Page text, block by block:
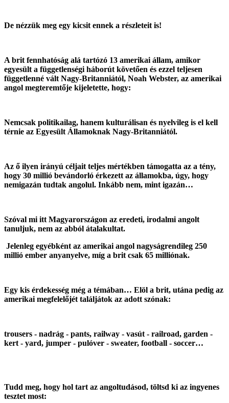
De nézzük meg egy kicsit ennek a részleteit is!
A brit fennhatóság alá tartózó 13 amerikai állam, amikor
egyesült a függetlenségi háborút követően és ezzel teljesen
függetlenné vált Nagy-Britanniától, Noah Webster, az amerikai
angol megteremtője kijeletette, hogy:
Nemcsak politikailag, hanem kulturálisan és nyelvileg is el kell
térnie az Egyesült Államoknak Nagy-Britanniától.
Az ő ilyen irányú céljait teljes mértékben támogatta az a tény,
hogy 30 millió bevándorló érkezett az államokba, úgy, hogy
nemigazán tudtak angolul. Inkább nem, mint igazán…
Szóval mi itt Magyarországon az eredeti, irodalmi angolt
tanuljuk, nem az abból átalakultat.
Jelenleg egyébként az amerikai angol nagyságrendileg 250
millió ember anyanyelve, míg a brit csak 65 milliónak.
Egy kis érdekesség még a témában… Elöl a brit, utána pedig az
amerikai megfelelőjét találjátok az adott szónak:
trousers - nadrág - pants, railway - vasút - railroad, garden -
kert - yard, jumper - pulóver - sweater, football - soccer…
Tudd meg, hogy hol tart az angoltudásod, töltsd ki az ingyenes
tesztet most: